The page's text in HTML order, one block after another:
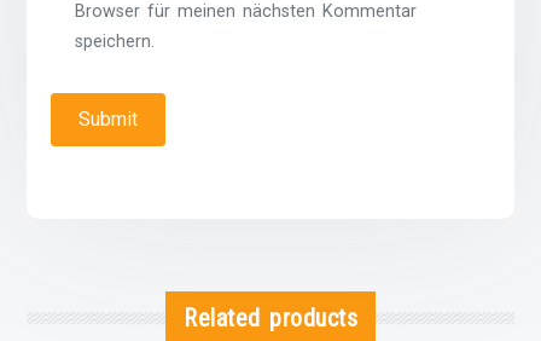
Browser für meinen nächsten Kommentar
speichern.
Related products